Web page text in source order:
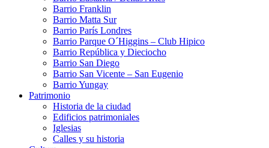
Barrio Franklin
Barrio Matta Sur
Barrio Parí­s Londres
Barrio Parque O´Higgins – Club Hipico
Barrio República y Dieciocho
Barrio San Diego
Barrio San Vicente – San Eugenio
Barrio Yungay
Patrimonio
Historia de la ciudad
Edificios patrimoniales
Iglesias
Calles y su historia